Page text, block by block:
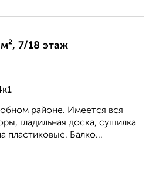
7/18 этаж
районе. Имеется вся
гладильная доска, сушилка
пластиковые. Балко...